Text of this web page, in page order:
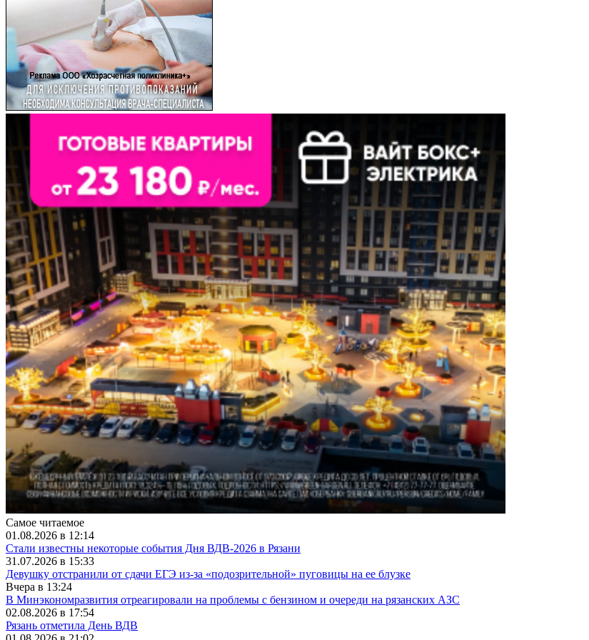
Самое читаемое
01.08.2026 в 12:14
Стали известны некоторые события Дня ВДВ-2026 в Рязани
31.07.2026 в 15:33
Девушку отстранили от сдачи ЕГЭ из-за «подозрительной» пуговицы на ее блузке
Вчера в 13:24
В Минэкономразвития отреагировали на проблемы с бензином и очереди на рязанских АЗС
02.08.2026 в 17:54
Рязань отметила День ВДВ